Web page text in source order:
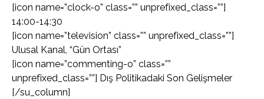
[icon name=”clock-o” class=”” unprefixed_class=””]
14:00-14:30
[icon name=”television” class=”” unprefixed_class=””]
Ulusal Kanal, “Gün Ortası”
[icon name=”commenting-o” class=””
unprefixed_class=””] Dış Politikadaki Son Gelişmeler
[/su_column]